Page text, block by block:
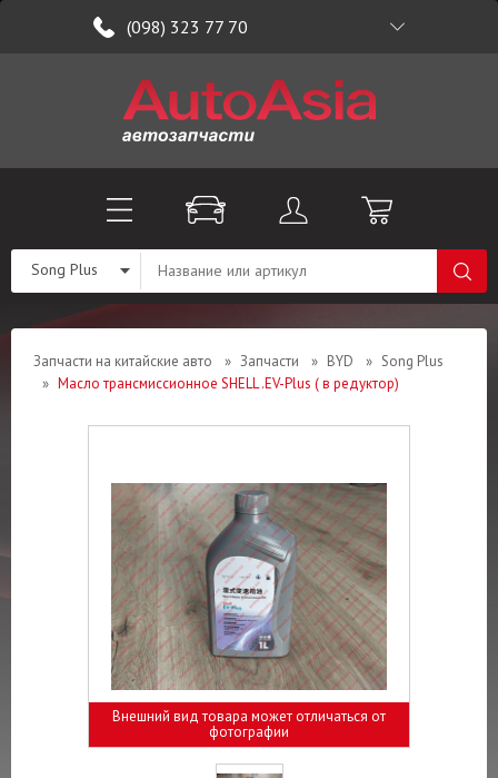
(098) 323 77 70
Song Plus
Запчасти на китайские авто » Запчасти » BYD » Song Plus
» Масло трансмиссионное SHELL .EV-Plus ( в редуктор)
Внешний вид товара может отличаться от
фотографии